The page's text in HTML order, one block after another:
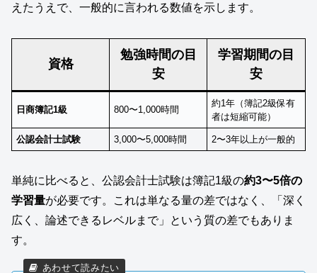
えたうえで、一般的に言われる数値を示します。
資格
勉強時間の目
安
学習期間の目
安
日商簿記1級 800〜1,000時間
約1年（簿記2級保有
者は短縮可能）
公認会計士試験 3,000〜5,000時間 2〜3年以上が一般的
単純に比べると、公認会計士試験は簿記1級の約3〜5倍の
学習量が必要です。これは単なる量の差ではなく、「深く
広く、論述できるレベルまで」という質の差でもありま
す。